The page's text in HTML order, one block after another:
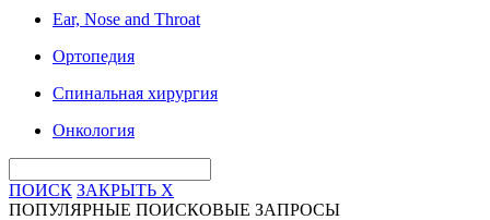
Ear, Nose and Throat
Ортопедия
Спинальная хирургия
Онкология
ПОИСК ЗАКРЫТЬ X
ПОПУЛЯРНЫЕ ПОИСКОВЫЕ ЗАПРОСЫ